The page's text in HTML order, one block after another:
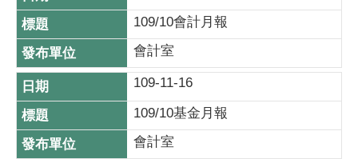
109/10會計月報
會計室
109-11-16
109/10基金月報
會計室